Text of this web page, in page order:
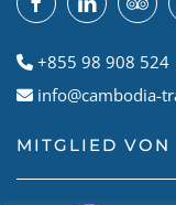
+855 98 908 524
info@cambodia-
MITGLIED VON